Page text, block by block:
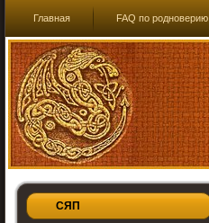
Главная FAQ по родноверию
СЯП